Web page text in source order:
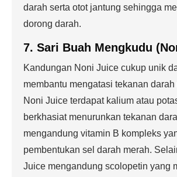
darah serta otot jantung sehingga
dorong darah.
7. Sari Buah Mengkudu
Kandungan Noni Juice cukup unik
membantu mengatasi tekanan
Noni Juice terdapat kalium atau
berkhasiat menurunkan tekanan
mengandung vitamin B kompleks
pembentukan sel darah merah.
Juice mengandung scolopetin yang